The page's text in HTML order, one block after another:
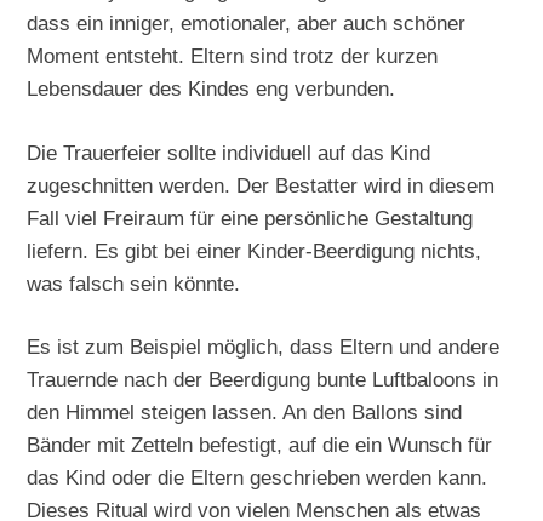
dass ein inniger, emotionaler, aber auch schöner
Moment entsteht. Eltern sind trotz der kurzen
Lebensdauer des Kindes eng verbunden.
Die Trauerfeier sollte individuell auf das Kind
zugeschnitten werden. Der Bestatter wird in diesem
Fall viel Freiraum für eine persönliche Gestaltung
liefern. Es gibt bei einer Kinder-Beerdigung nichts,
was falsch sein könnte.
Es ist zum Beispiel möglich, dass Eltern und andere
Trauernde nach der Beerdigung bunte Luftbaloons in
den Himmel steigen lassen. An den Ballons sind
Bänder mit Zetteln befestigt, auf die ein Wunsch für
das Kind oder die Eltern geschrieben werden kann.
Dieses Ritual wird von vielen Menschen als etwas